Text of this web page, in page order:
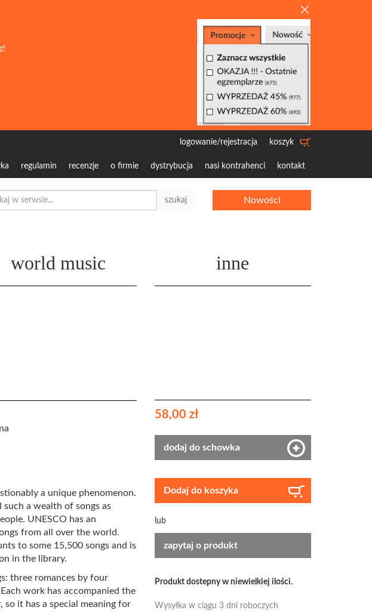
koszyk
logowanie/rejestracja
regulamin recenzje o firmie dystrybucja nasi kontrahenci kontakt
szukaj Nowości
world music inne
a unique phenomenon.
such a wealth of songs as
UNESCO has an
from all over the world.
to some 15,500 songs and is
in the library.
three romances by four
work has accompanied the
it has a special meaning for
58,00 zł
dodaj do schowka
Dodaj do koszyka
lub
zapytaj o produkt
Produkt dostepny w niewielkiej ilości.
Wysyłka w ciągu 3 dni roboczych